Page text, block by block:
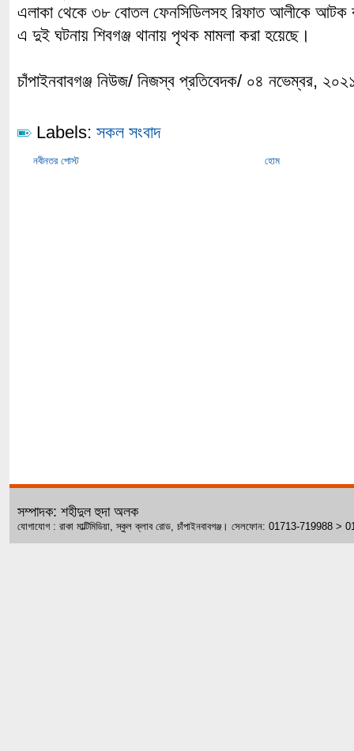
এলাকা থেকে ৩৮ বোতল ফেনসিডিলসহ রিফাত আলীকে আটক
এ দুই ঘটনায় শিবগঞ্জ থানায় পৃথক মামলা করা হয়েছে।
চাঁপাইনবাবগঞ্জ নিউজ/ নিজস্ব প্রতিবেদক/ ০৪ নভেম্বর,
Labels: সকল সংবাদ
নবীনতর পোস্ট হোম
সম্পাদক: শহীদুল হুদা অলক
যোগাযোগ : রাকা মাল্টিমিডিয়া, স্কুল ক্লাব রোড, চাঁপাইনবাবগঞ্জ। সেলফোন: 01713-